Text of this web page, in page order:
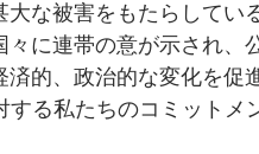
な被害をもたらしてい
に連帯の意が示され、
的、政治的な変化を促
る私たちのコミットメ